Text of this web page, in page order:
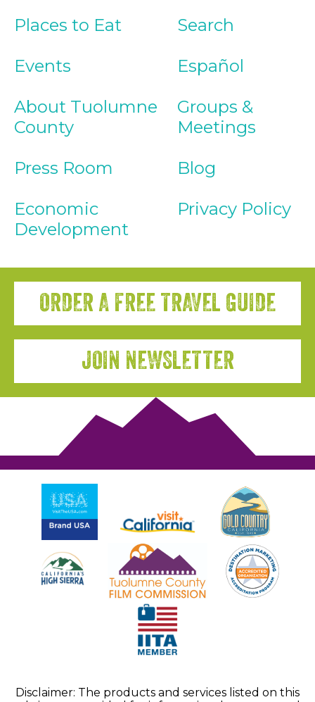
Places to Eat
Events
About Tuolumne
County
Press Room
Economic
Development
Search
Español
Groups &
Meetings
Blog
Privacy Policy
ORDER A FREE TRAVEL GUIDE
JOIN NEWSLETTER
Disclaimer: The products and services listed on this